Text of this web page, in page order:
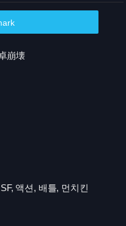
崩壊
액션, 배틀, 먼치킨